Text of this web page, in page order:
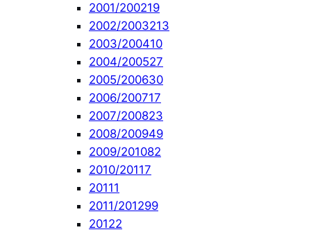
2001/200219
2002/2003213
2003/200410
2004/200527
2005/200630
2006/200717
2007/200823
2008/200949
2009/201082
2010/20117
20111
2011/201299
20122